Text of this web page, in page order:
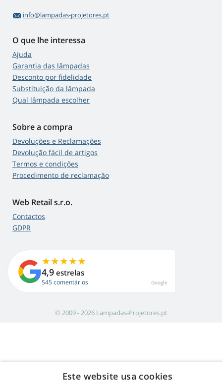
info@lampadas-projetores.pt
O que lhe interessa
Ajuda
Garantia das lâmpadas
Desconto por fidelidade
Substituição da lâmpada
Qual lâmpada escolher
Sobre a compra
Devoluções e Reclamações
Devolução fácil de artigos
Termos e condições
Procedimento de reclamação
Web Retail s.r.o.
Contactos
GDPR
4,9 estrelas
545 comentários Google
© 2009 - 2026 Lampadas-Projetores.pt
Este website usa cookies